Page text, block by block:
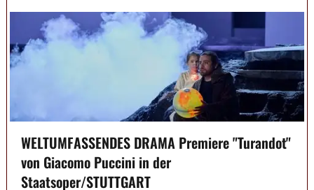
WELTUMFASSENDES DRAMA Premiere "Turandot"
von Giacomo Puccini in der
Staatsoper/STUTTGART